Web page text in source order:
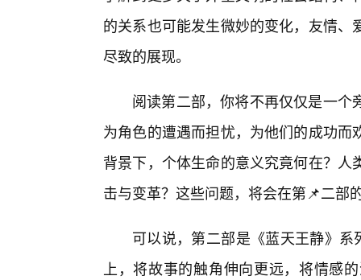
的关系也可能发生微妙的变化，友情
尽致的展现。
阅读第二部，你将不再仅仅是一
为角色的遭遇而担忧，为他们的成功
背景下，个体生命的意义究竟何在？
击与变革？这些问题，将会在第📌二部
可以说，第二部是《蓝天王静》系
上，将故事的触角伸向更远，将情感